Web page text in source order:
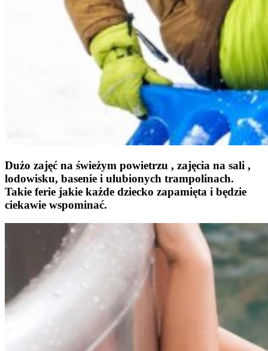
Dużo zajęć na świeżym powietrzu , zajęcia na sali ,
lodowisku, basenie i ulubionych trampolinach.
Takie ferie jakie każde dziecko zapamięta i będzie
ciekawie wspominać.